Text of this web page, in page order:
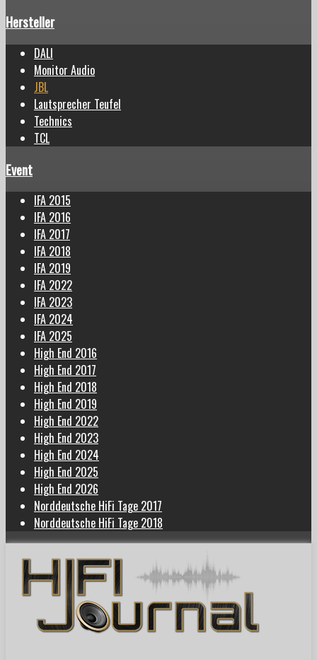
Hersteller
DALI
Monitor Audio
JBL
Lautsprecher Teufel
Technics
TCL
Event
IFA 2015
IFA 2016
IFA 2017
IFA 2018
IFA 2019
IFA 2022
IFA 2023
IFA 2024
IFA 2025
High End 2016
High End 2017
High End 2018
High End 2019
High End 2022
High End 2023
High End 2024
High End 2025
High End 2026
Norddeutsche HiFi Tage 2017
Norddeutsche HiFi Tage 2018